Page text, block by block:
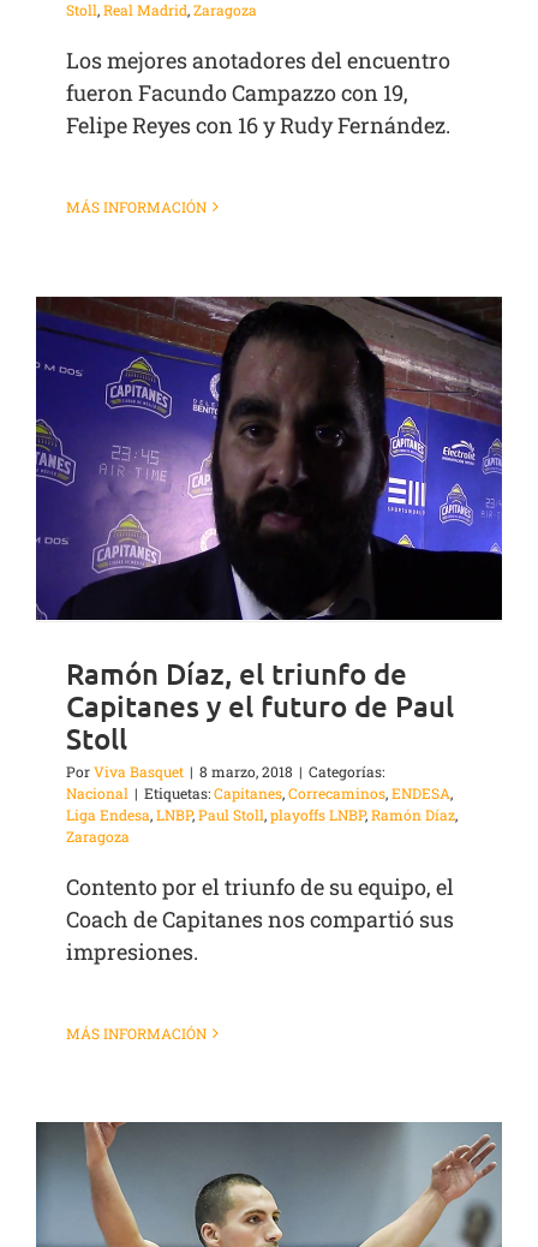
Stoll,Real Madrid,Zaragoza
Los mejores anotadores del encuentro
fueron Facundo Campazzo con 19,
Felipe Reyes con 16 y Rudy Fernández.
MÁS INFORMACIÓN
Ramón Díaz, el triunfo de
Capitanes y el futuro de Paul
Stoll
PorViva Basquet | 8 marzo, 2018 | Categorías:
Nacional | Etiquetas:Capitanes,Correcaminos,ENDESA,
Liga Endesa,LNBP,Paul Stoll,playoffs LNBP,Ramón Díaz,
Zaragoza
Contento por el triunfo de su equipo, el
Coach de Capitanes nos compartió sus
impresiones.
MÁS INFORMACIÓN